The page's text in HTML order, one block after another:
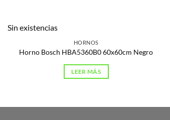
Sin existencias
HORNOS
Horno Bosch HBA5360B0 60x60cm Negro
LEER MÁS